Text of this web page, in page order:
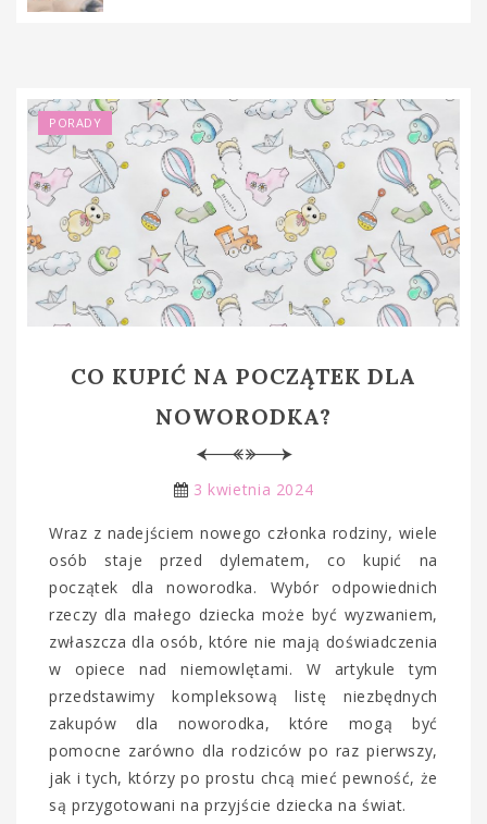
PORADY
CO KUPIĆ NA POCZĄTEK DLA
NOWORODKA?
3 kwietnia 2024
Wraz z nadejściem nowego członka rodziny, wiele
osób staje przed dylematem, co kupić na
początek dla noworodka. Wybór odpowiednich
rzeczy dla małego dziecka może być wyzwaniem,
zwłaszcza dla osób, które nie mają doświadczenia
w opiece nad niemowlętami. W artykule tym
przedstawimy kompleksową listę niezbędnych
zakupów dla noworodka, które mogą być
pomocne zarówno dla rodziców po raz pierwszy,
jak i tych, którzy po prostu chcą mieć pewność, że
są przygotowani na przyjście dziecka na świat.